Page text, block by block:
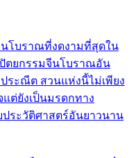
โบราณที่งดงามที่สุดใน
ปัตยกรรมจีนโบราณอัน
ระณีต สวนแห่งนี้ไม่เพียง
ต่ยังเป็นมรดกทาง
ระวัติศาสตร์อันยาวนาน